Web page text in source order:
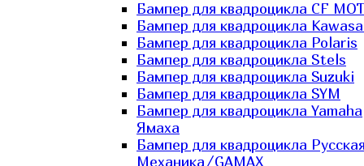
Бампер для квадроцикла CF
Бампер для квадроцикла
Бампер для квадроцикла Polaris
Бампер для квадроцикла Stels
Бампер для квадроцикла Suzuki
Бампер для квадроцикла SYM
Бампер для квадроцикла Yamaha
Ямаха
Бампер для квадроцикла
Механика/GAMAX